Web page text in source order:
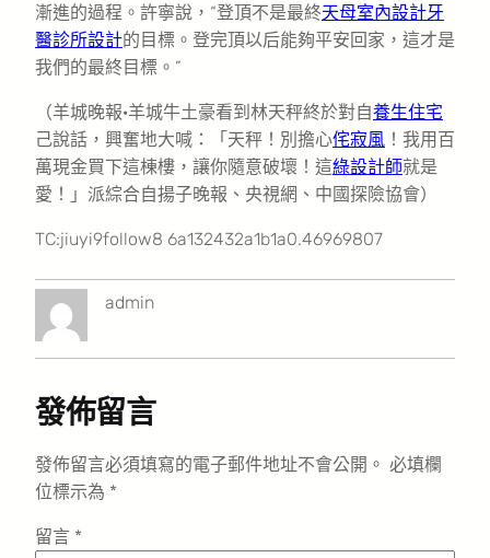
漸進的過程。許寧說，“登頂不是最終天母室內設計牙
醫診所設計的目標。登完頂以后能夠平安回家，這才是
我們的最終目標。”
（羊城晚報·羊城牛土豪看到林天秤終於對自養生住宅
己說話，興奮地大喊：「天秤！別擔心侘寂風 ！我用百
萬現金買下這棟樓，讓你隨意破壞！這綠設計師就是
愛！」派綜合自揚子晚報、央視網、中國探險協會）
TC:jiuyi9follow8 6a132432a1b1a0.46969807
admin
發佈留言
發佈留言必須填寫的電子郵件地址不會公開。 必填欄
位標示為 *
留言 *